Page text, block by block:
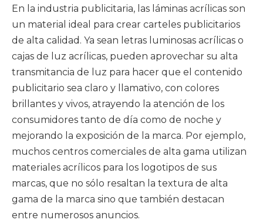
En la industria publicitaria, las láminas acrílicas son
un material ideal para crear carteles publicitarios
de alta calidad. Ya sean letras luminosas acrílicas o
cajas de luz acrílicas, pueden aprovechar su alta
transmitancia de luz para hacer que el contenido
publicitario sea claro y llamativo, con colores
brillantes y vivos, atrayendo la atención de los
consumidores tanto de día como de noche y
mejorando la exposición de la marca. Por ejemplo,
muchos centros comerciales de alta gama utilizan
materiales acrílicos para los logotipos de sus
marcas, que no sólo resaltan la textura de alta
gama de la marca sino que también destacan
entre numerosos anuncios.